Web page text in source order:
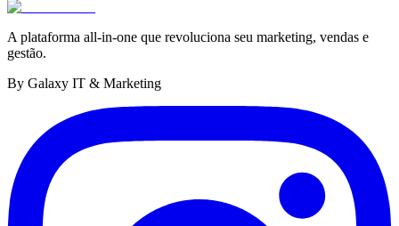
A plataforma all-in-one que revoluciona seu marketing, vendas e
gestão.
By Galaxy IT & Marketing